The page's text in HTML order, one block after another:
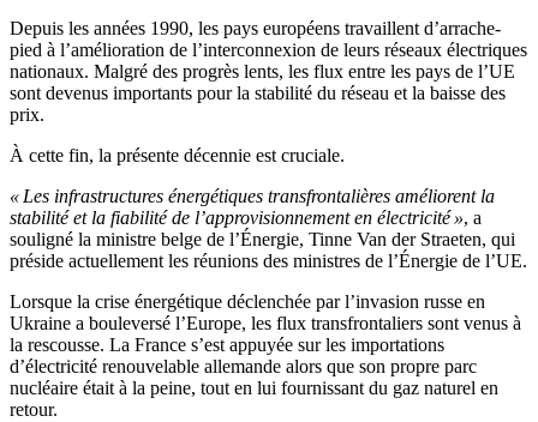
Depuis les années 1990, les pays européens travaillent d’arrache-
pied à l’amélioration de l’interconnexion de leurs réseaux électriques
nationaux. Malgré des progrès lents, les flux entre les pays de l’UE
sont devenus importants pour la stabilité du réseau et la baisse des
prix.
À cette fin, la présente décennie est cruciale.
« Les infrastructures énergétiques transfrontalières améliorent la
stabilité et la fiabilité de l’approvisionnement en électricité », a
souligné la ministre belge de l’Énergie, Tinne Van der Straeten, qui
préside actuellement les réunions des ministres de l’Énergie de l’UE.
Lorsque la crise énergétique déclenchée par l’invasion russe en
Ukraine a bouleversé l’Europe, les flux transfrontaliers sont venus à
la rescousse. La France s’est appuyée sur les importations
d’électricité renouvelable allemande alors que son propre parc
nucléaire était à la peine, tout en lui fournissant du gaz naturel en
retour.